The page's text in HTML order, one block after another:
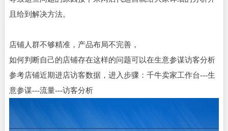
且给到解决方法。
店铺人群不够精准，产品布局不完善，
如何判断自己的店铺存在这样的问题可以在生意参谋访客分析
参考店铺近期进店访客数据，进入步骤：千牛卖家工作台---生
意参谋---流量---访客分析